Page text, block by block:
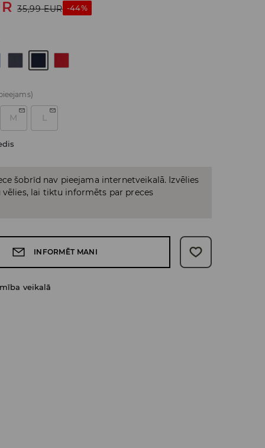
35,99 EUR -44%
M L
šobrīd nav pieejama internetveikalā. Izvēlies
vēlies, lai tiktu informēts par preces
INFORMĒT MANI
veikalā